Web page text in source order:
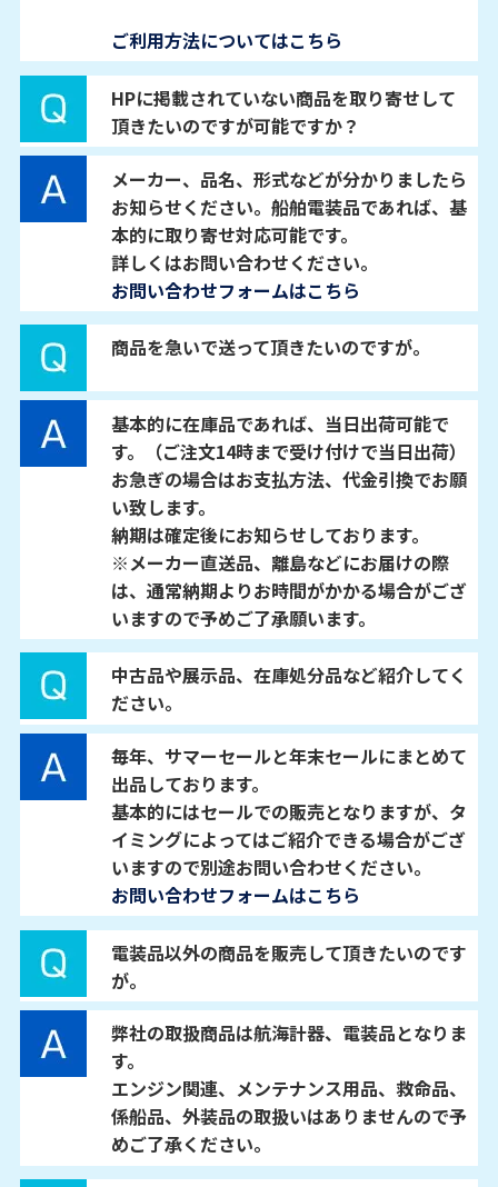
ご利用方法についてはこちら
HPに掲載されていない商品を取り寄せして
頂きたいのですが可能ですか？
メーカー、品名、形式などが分かりましたら
お知らせください。船舶電装品であれば、基
本的に取り寄せ対応可能です。
詳しくはお問い合わせください。
お問い合わせフォームはこちら
商品を急いで送って頂きたいのですが。
基本的に在庫品であれば、当日出荷可能で
す。（ご注文14時まで受け付けで当日出荷）
お急ぎの場合はお支払方法、代金引換でお願
い致します。
納期は確定後にお知らせしております。
※メーカー直送品、離島などにお届けの際
は、通常納期よりお時間がかかる場合がござ
いますので予めご了承願います。
中古品や展示品、在庫処分品など紹介してく
ださい。
毎年、サマーセールと年末セールにまとめて
出品しております。
基本的にはセールでの販売となりますが、タ
イミングによってはご紹介できる場合がござ
いますので別途お問い合わせください。
お問い合わせフォームはこちら
電装品以外の商品を販売して頂きたいのです
が。
弊社の取扱商品は航海計器、電装品となりま
す。
エンジン関連、メンテナンス用品、救命品、
係船品、外装品の取扱いはありませんので予
めご了承ください。